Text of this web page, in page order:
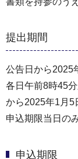
提出期間
公告日から2025
各日午前8時45
から2025年1⽉5
申込期限当日の
申込期限